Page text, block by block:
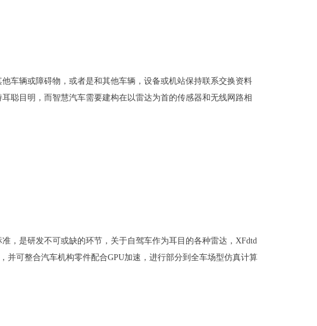
车辆或障碍物，或者是和其他车辆，设备或机站保持联系交换资料
聪目明，而智慧汽车需要建构在以雷达为首的传感器和无线网路相
，是研发不可或缺的环节，关于自驾车作为耳目的各种雷达，XFdtd
可整合汽车机构零件配合GPU加速，进行部分到全车场型仿真计算